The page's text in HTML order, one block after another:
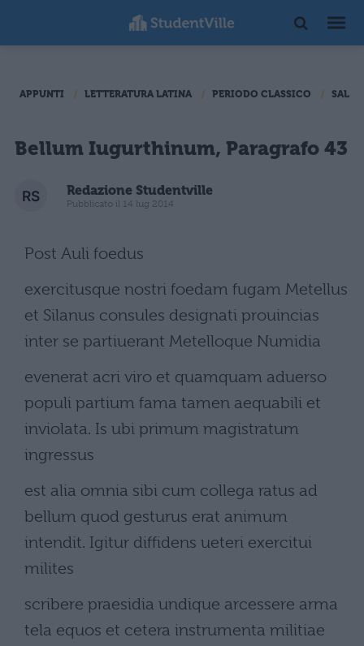
APPUNTI LETTERATURA LATINA PERIODO CLASSICO
Bellum Iugurthinum, Paragrafo 43
Redazione Studentville
Pubblicato il 14 lug 2014
Post Auli foedus
exercitusque nostri foedam fugam Metellus
et Silanus consules designati prouincias
inter se partiuerant Metelloque Numidia
evenerat acri viro et quamquam aduerso
populi partium fama tamen aequabili et
inviolata. Is ubi primum magistratum
ingressus
est alia omnia sibi cum collega ratus ad
bellum quod gesturus erat animum
intendit. Igitur diffidens ueteri exercitui
milites
scribere praesidia undique arcessere arma
tela equos et cetera instrumenta militiae